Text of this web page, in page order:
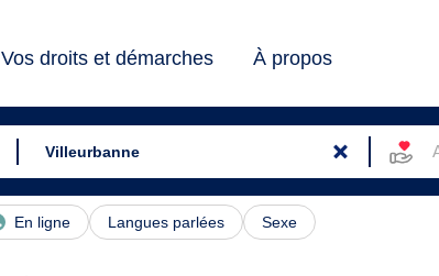
Vos droits et démarches À propos
En ligne Langues parlées Sexe